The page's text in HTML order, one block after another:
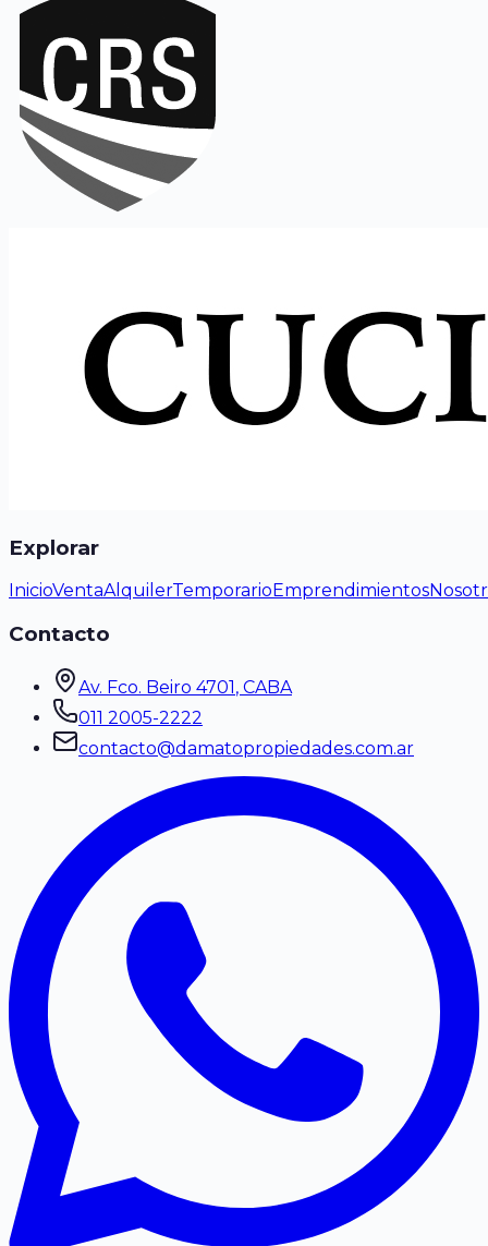
Explorar
InicioVentaAlquilerTemporario Emprendimientos
Contacto
Av. Fco. Beiro 4701, CABA
011 2005-2222
contacto@damatopropiedades.com.ar